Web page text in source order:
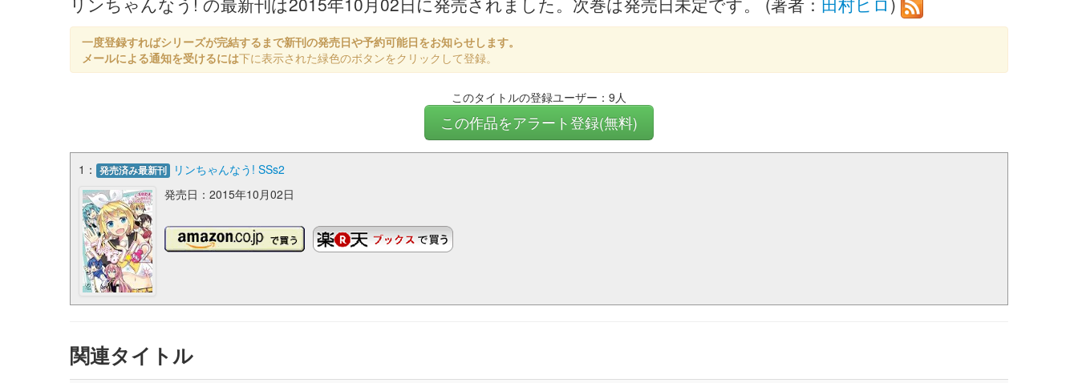
一度登録すればシリーズが完結するまで新刊の発売日や予約可能日をお知らせします。
メールによる通知を受けるには下に表示された緑色のボタンをクリックして登録。
このタイトルの登録ユーザー：9人
この作品をアラート登録(無料)
1： 発売済み最新刊
リンちゃんなう! SSs2
発売日：2015年10月02日
関連タイトル